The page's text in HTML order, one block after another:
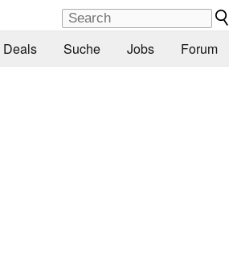
Deals Suche Jobs Forum